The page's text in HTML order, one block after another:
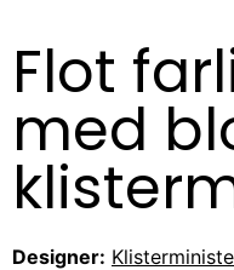
Flot
med
Designer: